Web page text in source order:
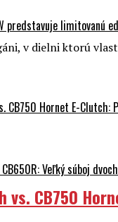
predstavuje
CB750 Hornet E-
Veľký súboj
v dielni ktorú
vs. CB750